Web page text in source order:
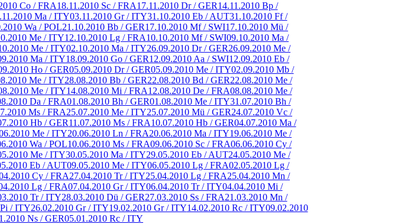
Co / FRA18.11.2010 Sc / FRA17.11.2010 Dr / GER14.11.2010 Bp /
Ma / ITY03.11.2010 Gr / ITY31.10.2010 Eb / AUT31.10.2010 Ff /
Wa / POL21.10.2010 Bb / GER17.10.2010 Mf / SWI17.10.2010 Mü /
Me / ITY12.10.2010 Lg / FRA10.10.2010 Mf / SWI09.10.2010 Ma /
Me / ITY02.10.2010 Ma / ITY26.09.2010 Dr / GER26.09.2010 Me /
Ma / ITY18.09.2010 Go / GER12.09.2010 Aa / SWI12.09.2010 Eb /
Ho / GER05.09.2010 Dr / GER05.09.2010 Me / ITY02.09.2010 Mb /
Me / ITY28.08.2010 Bb / GER22.08.2010 Bd / GER22.08.2010 Me /
Me / ITY14.08.2010 Mi / FRA12.08.2010 De / FRA08.08.2010 Me /
Da / FRA01.08.2010 Bh / GER01.08.2010 Me / ITY31.07.2010 Bh /
Ms / FRA25.07.2010 Me / ITY25.07.2010 Mü / GER24.07.2010 Vc /
Hb / GER11.07.2010 Ms / FRA10.07.2010 Hb / GER04.07.2010 Ma /
Me / ITY20.06.2010 Ln / FRA20.06.2010 Ma / ITY19.06.2010 Me /
Wa / POL10.06.2010 Ms / FRA09.06.2010 Sc / FRA06.06.2010 Cy /
Me / ITY30.05.2010 Ma / ITY29.05.2010 Eb / AUT24.05.2010 Me /
Eb / AUT09.05.2010 Me / ITY06.05.2010 Lg / FRA02.05.2010 Lg /
Cy / FRA27.04.2010 Tr / ITY25.04.2010 Lg / FRA25.04.2010 Mn /
Lg / FRA07.04.2010 Gr / ITY06.04.2010 Tr / ITY04.04.2010 Mi /
Tr / ITY28.03.2010 Dü / GER27.03.2010 Ss / FRA21.03.2010 Mn /
/ ITY26.02.2010 Gr / ITY19.02.2010 Gr / ITY14.02.2010 Rc / ITY09.02.2010
Ns / GER05.01.2010 Rc / ITY